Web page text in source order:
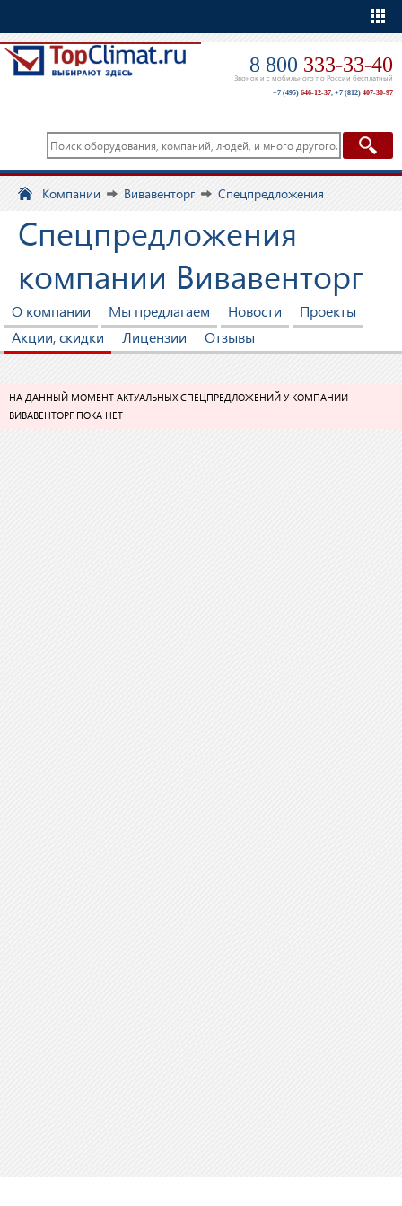
8 800 333-33-40
Звонок и с мобильного по России бесплатный
+7 (495) 646-12-37, +7 (812) 407-30-97
Компании Вивавенторг Спецпредложения
Спецпредложения
компании Вивавенторг
О компании Мы предлагаем Новости
Проекты
Акции, скидки
Лицензии Отзывы
НА ДАННЫЙ МОМЕНТ АКТУАЛЬНЫХ СПЕЦПРЕДЛОЖЕНИЙ У КОМПАНИИ
ВИВАВЕНТОРГ ПОКА НЕТ